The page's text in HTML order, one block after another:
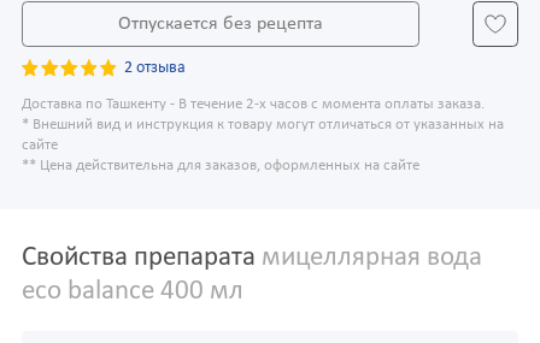
Отпускается без рецепта
2 отзыва
Доставка по Ташкенту - В течение 2-х часов с момента оплаты заказа.
* Внешний вид и инструкция к товару могут отличаться от указанных на
сайте
** Цена действительна для заказов, оформленных на сайте
Свойства препарата мицеллярная вода
eco balance 400 мл